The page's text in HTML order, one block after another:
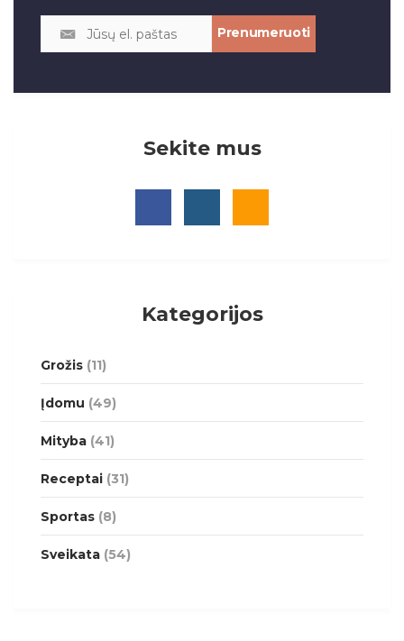
Sekite mus
Kategorijos
Grožis (11)
Įdomu (49)
Mityba (41)
Receptai (31)
Sportas (8)
Sveikata (54)